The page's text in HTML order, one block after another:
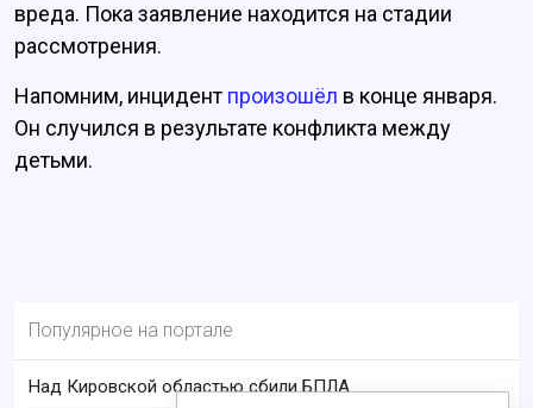
вреда. Пока заявление находится на стадии
рассмотрения.
Напомним, инцидент произошёл в конце января.
Он случился в результате конфликта между
детьми.
Популярное на портале
Над Кировской областью сбили БПЛА